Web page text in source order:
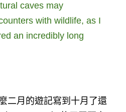
caves may
with wildlife, as I
an incredibly long
二月的遊記寫到十月了還